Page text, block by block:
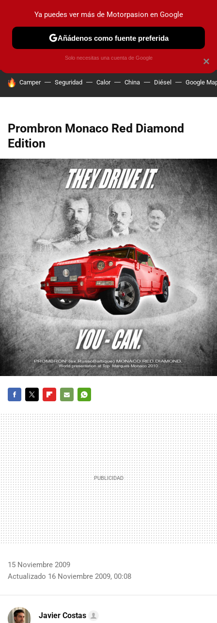
PRUEBAS COCHES ELÉCTRICOS OBSERVATORIO
HOY SE HABLA DE
Camper Seguridad Calor China Diésel Google
Prombron Monaco Red Diamond
Edition
MAIL
15 Noviembre 2009
Actualizado 16 Noviembre 2009, 00:08
Javier Costas
×
Ya puedes ver más de Motorpasion en Google
Añádenos como fuente preferida
Solo necesitas una cuenta de Google